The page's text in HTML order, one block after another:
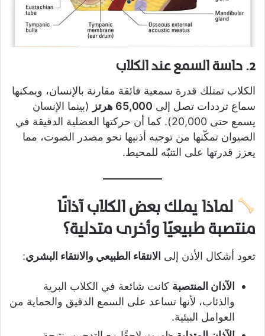
2. حاسة السمع عند الكلاب
الكلاب تمتلك قدرة سمعية فائقة مقارنة بالإنسان، ويمكنها
سماع ترددات تصل إلى 65,000 هرتز
(بينما الإنسان
يسمع حتى 20,000). كما أن حركتها العضلية الدقيقة في
الصيوان تمكّنها من توجيه أذنيها نحو مصدر الصوت، مما
يعزز قدرتها على التنبّه للمحيط.
لماذا يملك بعض الكلاب آذانًا
منتصبة طبيعيًا وأخرى متدلية؟
تعود أشكال الأذن إلى الانتقاء الطبيعي والانتقاء البشري:
الآذان المنتصبة كانت شائعة في الكلاب البرية
والذئاب، لأنها تساعد على السمع الدقيق والحماية من
العوامل البيئية.